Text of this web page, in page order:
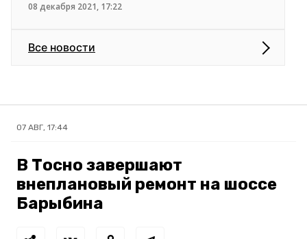
08 декабря 2021, 17:22
Все новости
07 АВГ, 17:44
В Тосно завершают
внеплановый ремонт на шоссе
Барыбина